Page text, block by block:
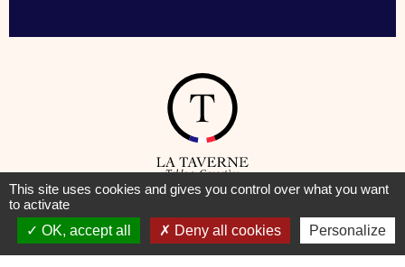
© Taverne – Table de Caractère —Mentions Légales–Cookies
This site uses cookies and gives you control over what you want
to activate
OK, accept all
Deny all cookies Personalize